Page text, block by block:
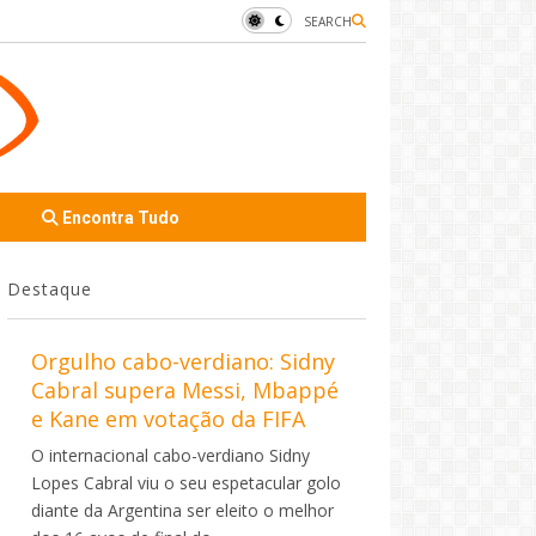
SEARCH
Encontra Tudo
Destaque
Orgulho cabo-verdiano: Sidny
Cabral supera Messi, Mbappé
e Kane em votação da FIFA
O internacional cabo-verdiano Sidny
Lopes Cabral viu o seu espetacular golo
diante da Argentina ser eleito o melhor